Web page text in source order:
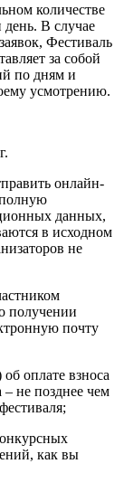
количестве
день. В случае
Фестиваль
за собой
по дням и
усмотрению.
онлайн-
полную
данных,
в исходном
не
получении
почту
оплате взноса
– не позднее чем
как вы